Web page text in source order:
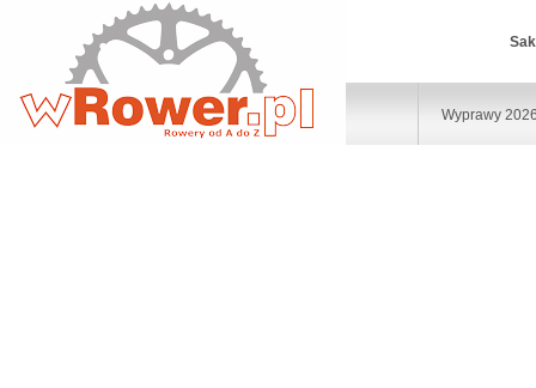
Wyprawy